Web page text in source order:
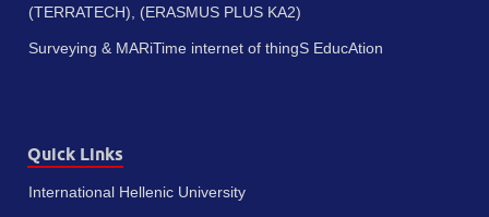
(TERRATECH), (ERASMUS PLUS KA2)
Surveying & MARiTime internet of thingS EducAtion
Quick Links
International Hellenic University